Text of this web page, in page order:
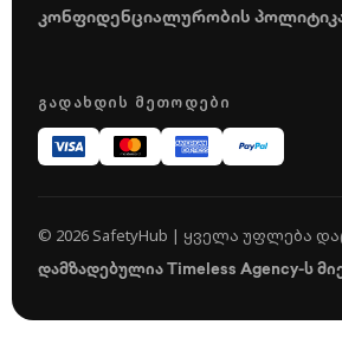
კონფიდენციალურობის
ᲒᲐᲓᲐᲮᲓᲘᲡ ᲛᲔᲗᲝᲓᲔᲑᲘ
© 2026 SafetyHub | ყველა უფლება
დამზადებულია Timeless Agency-ს